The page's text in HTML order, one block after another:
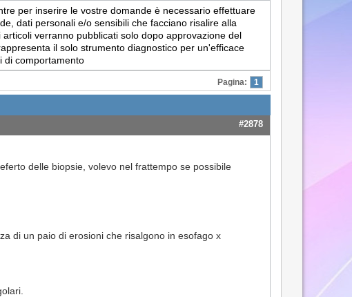
per inserire le vostre domande è necessario effettuare
dati personali e/o sensibili che facciano risalire alla
verranno pubblicati solo dopo approvazione del
il solo strumento diagnostico per un'efficace
di comportamento
Pagina: 1
#2878
delle biopsie, volevo nel frattempo se possibile
di un paio di erosioni che risalgono in esofago x